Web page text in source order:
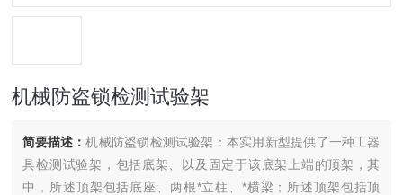
机械防盗锁检测试验架
简要描述：机械防盗锁检测试验架：本实用新型提供了一种工器
具检测试验架，包括底架、以及固定于该底架上端的顶架，其
中，所述顶架包括底座、两根*立柱、*横梁；所述顶架包括顶